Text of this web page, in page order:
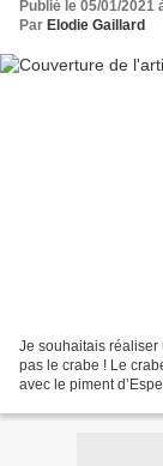
Publié le 05/01/2021
Par Elodie Gaillard
Je souhaitais réaliser
pas le crabe ! Le
avec le piment